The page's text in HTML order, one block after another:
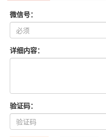
微信号：
详细内容：
验证码：